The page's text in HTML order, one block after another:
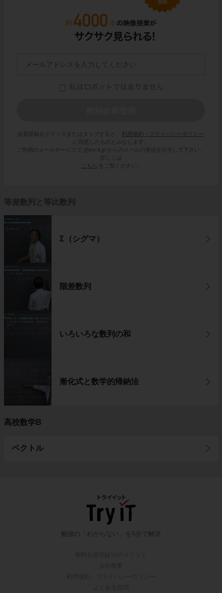
会員登録をクリックまたはタップすると、
利用規約・プライバシーポリシー
に同意したものとみなします。
ご利用のメールサービスで @try-it.jp からのメールの受信を許可して下さい。
詳しくは
こちら
をご覧ください。
等差数列と等比数列
Σ（シグマ）
階差数列
いろいろな数列の和
漸化式と数学的帰納法
高校数学B
ベクトル
勉強の「わからない」を5分で解決